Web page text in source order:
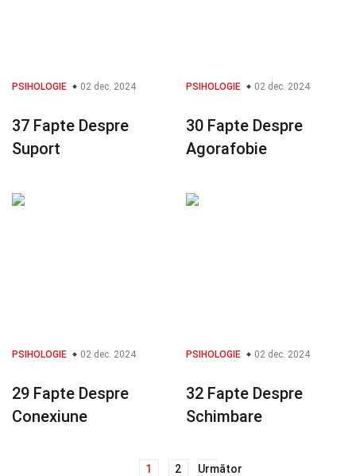
PSIHOLOGIE 02 dec. 2024
37 Fapte Despre
Suport
PSIHOLOGIE 02 dec. 2024
30 Fapte Despre
Agorafobie
PSIHOLOGIE 02 dec. 2024
29 Fapte Despre
Conexiune
PSIHOLOGIE 02 dec. 2024
32 Fapte Despre
Schimbare
1 2 Următor